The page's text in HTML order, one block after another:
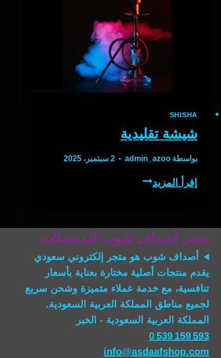
SHISHA
شيشة تقليدية
بواسطة admin_azoo 2 سبتمبر، 2025
إقرأ المزيدشيشة
متجر أصداف شوب للمعسلات
أصداف شوب هو متجر إلكتروني سعودي
يقدم منتجات أصلية مختارة بعناية بأسعار
تنافسية، مع خدمة عملاء متميزة وشحن سريع
لجميع مناطق المملكة العربية السعودية.
المملكة العربية السعودية - الخبر
0 539 159 593
info@asdaafshop.com